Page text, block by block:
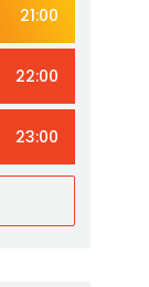
21:00
22:00
23:00